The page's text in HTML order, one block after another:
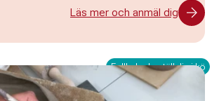
Läs mer och anmäl dig
Fullbokad - ställ dig i kö